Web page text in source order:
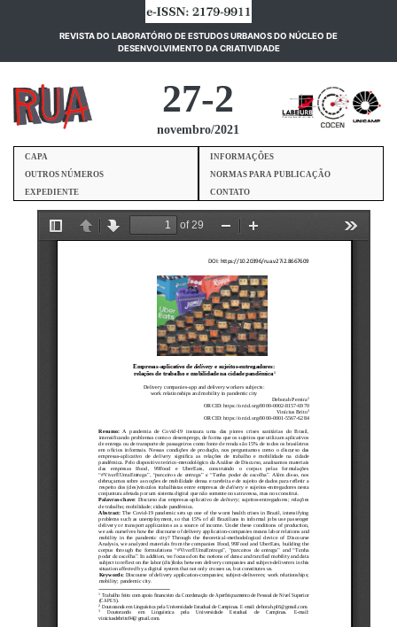
REVISTA DO LABORATÓRIO DE ESTUDOS URBANOS DO NÚCLEO DE
DESENVOLVIMENTO DA CRIATIVIDADE(current)
27-2
novembro/2021
CAPA
INFORMAÇÕES
OUTROS NÚMEROS
NORMAS PARA PUBLICAÇÃO
EXPEDIENTE
CONTATO